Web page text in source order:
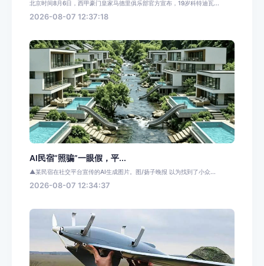
北京时间8月6日，西甲豪门皇家马德里俱乐部官方宣布，19岁科特迪瓦...
2026-08-07 12:37:18
AI民宿“照骗”一眼假，平...
▲某民宿在社交平台宣传的AI生成图片。图/扬子晚报 以为找到了小众...
2026-08-07 12:34:37